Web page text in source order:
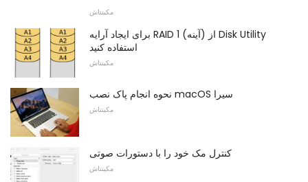
مکینتاش
برای ایجاد آرایه RAID 1 (آینه) از Disk Utility
استفاده کنید
مکینتاش
نحوه انجام پاک نصب macOS سیرا
مکینتاش
کنترل مک خود را با دستورات صوتی
مکینتاش